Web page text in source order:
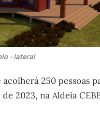
- lateral
250 pessoas
2023, na Aldeia